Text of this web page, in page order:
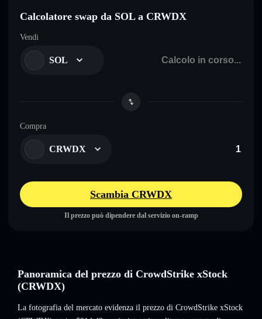
Calcolatore swap da SOL a CRWDX
Vendi
SOL
Compra
CRWDX
Scambia CRWDX
Il prezzo può dipendere dal servizio on-ramp
Panoramica del prezzo di CrowdStrike xStock
(CRWDX)
La fotografia del mercato evidenza il prezzo di CrowdStrike xStock